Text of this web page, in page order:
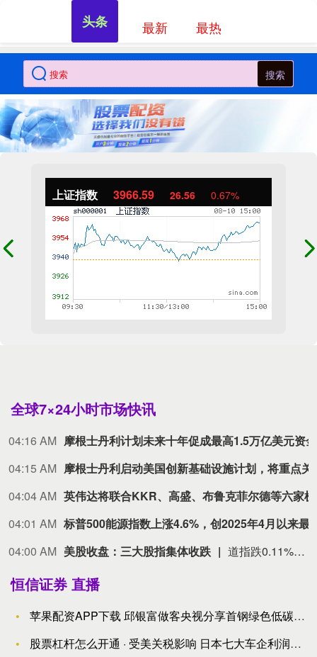
搜索
上证指数 3966.59 26.56 0.67%
全球7×24小时市场快讯
04:16 AM
04:15 AM
04:04 AM
04:01 AM
04:00 AM 美股收盘：三大股指集体收跌 道指跌0.11%，标普500指数跌0.06%，纳指跌0.32%。Coherent Corp跌14.23%，Lumentum Holdings Inc. Common Stock When Issued跌8.56%，Ciena科技跌5.98%，Verisk Analytics跌5.55%，Arm Holdings Plc跌5.23%。“七姐妹”方面：亚马逊涨1.30%，微软涨1.23%，特斯拉涨0.70%，谷歌涨0.69%，Meta Platforms涨0.48%，苹果跌1.56%，英伟达跌2.87%。
恒信证券 直播
苹果配资APP下载 邱银富做客央视分享首钢绿色低碳转型经验
股票杠杆怎么开通 · 受美关税影响 日本七大车企利润或将大幅
头条 最新 最热